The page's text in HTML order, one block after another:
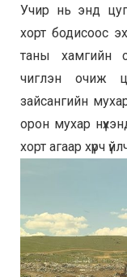
Учир нь энд
хорт бодисоос
таны хамгийн
чиглэн очиж
зайсангийн
орон мухар
хорт агаар хүрч